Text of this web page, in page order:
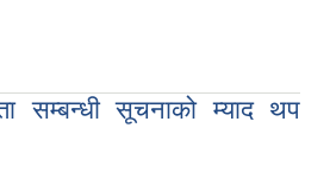
सम्बन्धी सूचनाको म्याद थप